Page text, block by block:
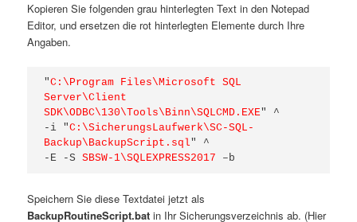
Kopieren Sie folgenden grau hinterlegten Text in den Notepad
Editor, und ersetzen die rot hinterlegten Elemente durch Ihre
Angaben.
"C:\Program Files\Microsoft SQL
Server\Client
SDK\ODBC\130\Tools\Binn\SQLCMD.EXE" ^
-i "C:\SicherungsLaufwerk\SC-SQL-
Backup\BackupScript.sql" ^
-E -S SBSW-1\SQLEXPRESS2017 –b
Speichern Sie diese Textdatei jetzt als
BackupRoutineScript.bat in Ihr Sicherungsverzeichnis ab. (Hier